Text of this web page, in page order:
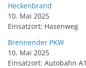
Heckenbrand
10. Mai 2025
Einsatzort: Hasenweg
Brennender PKW
10. Mai 2025
Einsatzort: Autobahn A1